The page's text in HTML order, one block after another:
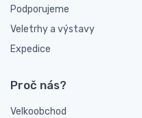
Podporujeme
Veletrhy a výstavy
Expedice
Proč nás?
Velkoobchod